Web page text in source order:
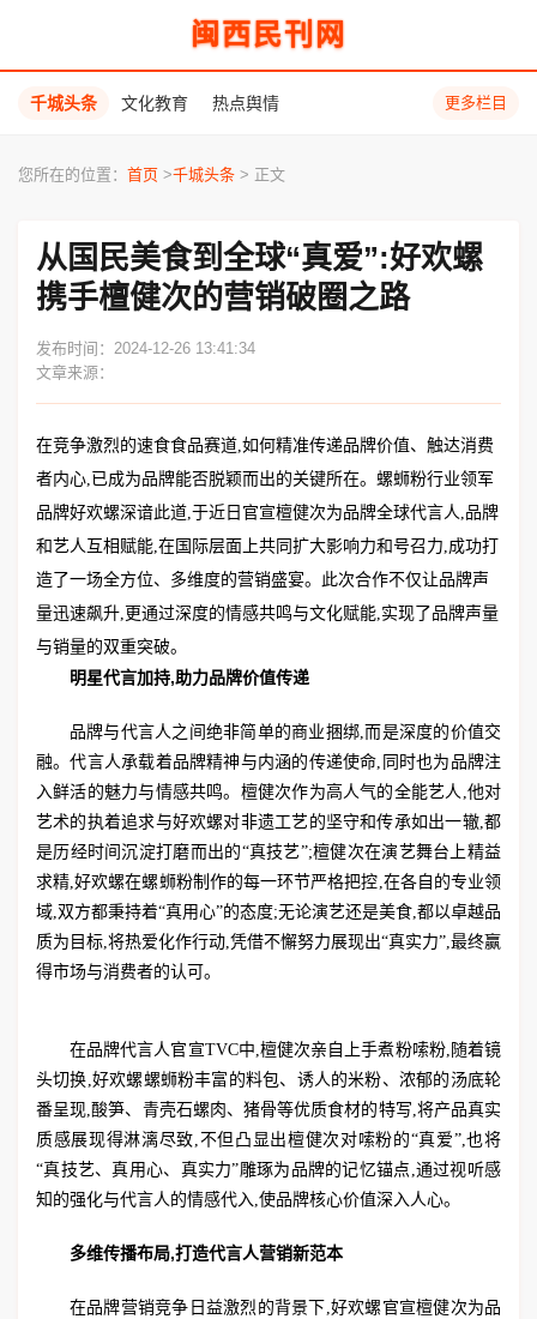
闽西民刊网
千城头条 文化教育 热点舆情 更多栏目
您所在的位置： 首页 >千城头条 > 正文
从国民美食到全球“真爱”:好欢螺
携手檀健次的营销破圈之路
发布时间：2024-12-26 13:41:34
文章来源：
在竞争激烈的速食食品赛道,如何精准传递品牌价值、触达消费
者内心,已成为品牌能否脱颖而出的关键所在。螺蛳粉行业领军
品牌好欢螺深谙此道,于近日官宣檀健次为品牌全球代言人,品牌
和艺人互相赋能,在国际层面上共同扩大影响力和号召力,成功打
造了一场全方位、多维度的营销盛宴。此次合作不仅让品牌声
量迅速飙升,更通过深度的情感共鸣与文化赋能,实现了品牌声量
与销量的双重突破。
明星代言加持,助力品牌价值传递
品牌与代言人之间绝非简单的商业捆绑,而是深度的价值交
融。代言人承载着品牌精神与内涵的传递使命,同时也为品牌注
入鲜活的魅力与情感共鸣。檀健次作为高人气的全能艺人,他对
艺术的执着追求与好欢螺对非遗工艺的坚守和传承如出一辙,都
是历经时间沉淀打磨而出的“真技艺”;檀健次在演艺舞台上精益
求精,好欢螺在螺蛳粉制作的每一环节严格把控,在各自的专业领
域,双方都秉持着“真用心”的态度;无论演艺还是美食,都以卓越品
质为目标,将热爱化作行动,凭借不懈努力展现出“真实力”,最终赢
得市场与消费者的认可。
在品牌代言人官宣TVC中,檀健次亲自上手煮粉嗦粉,随着镜
头切换,好欢螺螺蛳粉丰富的料包、诱人的米粉、浓郁的汤底轮
番呈现,酸笋、青壳石螺肉、猪骨等优质食材的特写,将产品真实
质感展现得淋漓尽致,不但凸显出檀健次对嗦粉的“真爱”,也将
“真技艺、真用心、真实力”雕琢为品牌的记忆锚点,通过视听感
知的强化与代言人的情感代入,使品牌核心价值深入人心。
多维传播布局,打造代言人营销新范本
在品牌营销竞争日益激烈的背景下,好欢螺官宣檀健次为品